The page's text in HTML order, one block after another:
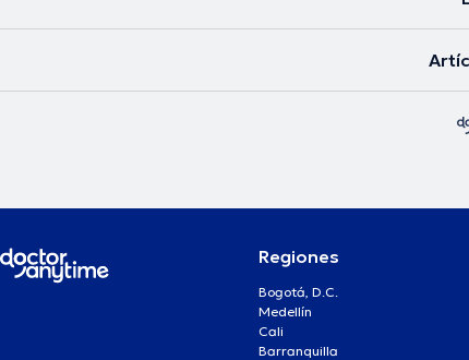
Regiones
Bogotá, D.C.
Medellín
Cali
Barranquilla